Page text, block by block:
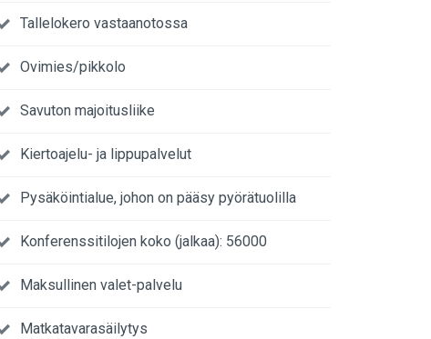
Tallelokero vastaanotossa
Ovimies/pikkolo
Savuton majoitusliike
Kiertoajelu- ja lippupalvelut
Pysäköintialue, johon on pääsy pyörätuolilla
Konferenssitilojen koko (jalkaa): 56000
Maksullinen valet-palvelu
Matkatavarasäilytys